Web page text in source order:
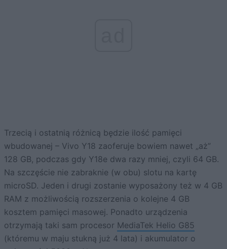
Trzecią i ostatnią różnicą będzie ilość pamięci
wbudowanej – Vivo Y18 zaoferuje bowiem nawet „aż”
128 GB, podczas gdy Y18e dwa razy mniej, czyli 64 GB.
Na szczęście nie zabraknie (w obu) slotu na kartę
microSD. Jeden i drugi zostanie wyposażony też w 4 GB
RAM z możliwością rozszerzenia o kolejne 4 GB
kosztem pamięci masowej. Ponadto urządzenia
otrzymają taki sam procesor MediaTek Helio G85
(któremu w maju stukną już 4 lata) i akumulator o